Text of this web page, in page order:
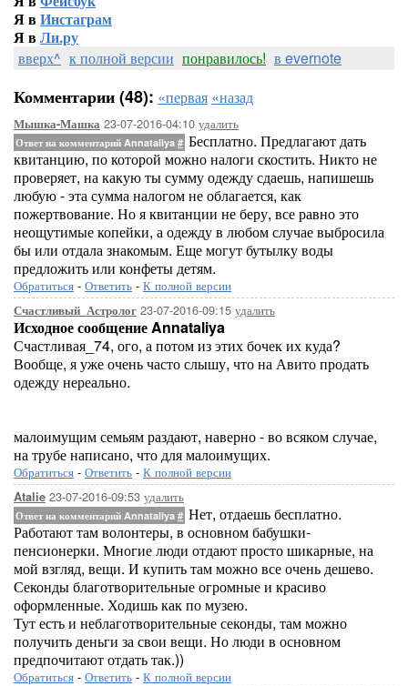
Я вИнстаграм
Я вЛи.ру
вверх^ к полной версии понравилось! в evernote
Комментарии (48): «первая «назад
Мышка-Машка 23-07-2016-04:10 удалить
Ответ на комментарий Annataliya # Бесплатно. Предлагают дать
квитанцию, по которой можно налоги скостить. Никто не
проверяет, на какую ты сумму одежду сдаешь, напишешь
любую - эта сумма налогом не облагается, как
пожертвование. Но я квитанции не беру, все равно это
неощутимые копейки, а одежду в любом случае выбросила
бы или отдала знакомым. Еще могут бутылку воды
предложить или конфеты детям.
Обратиться - Ответить - К полной версии
Счастливый_Астролог 23-07-2016-09:15 удалить
Исходное сообщение Annataliya
Счастливая_74, ого, а потом из этих бочек их куда?
Вообще, я уже очень часто слышу, что на Авито продать
одежду нереально.
малоимущим семьям раздают, наверно - во всяком случае,
на трубе написано, что для малоимущих.
Обратиться - Ответить - К полной версии
Atalie 23-07-2016-09:53 удалить
Ответ на комментарий Annataliya # Нет, отдаешь бесплатно.
Работают там волонтеры, в основном бабушки-
пенсионерки. Многие люди отдают просто шикарные, на
мой взгляд, вещи. И купить там можно все очень дешево.
Секонды благотворительные огромные и красиво
оформленные. Ходишь как по музею.
Тут есть и неблаготворительные секонды, там можно
получить деньги за свои вещи. Но люди в основном
предпочитают отдать так.))
Обратиться - Ответить - К полной версии